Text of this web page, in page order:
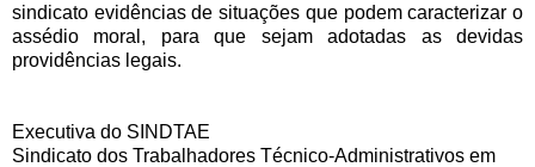
sindicato evidências de situações que podem caracterizar o
assédio moral, para que sejam adotadas as devidas
providências legais.
Executiva do SINDTAE
Sindicato dos Trabalhadores Técnico-Administrativos em